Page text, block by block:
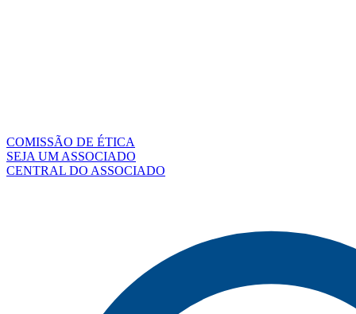
COMISSÃO DE ÉTICA
SEJA UM ASSOCIADO
CENTRAL DO ASSOCIADO